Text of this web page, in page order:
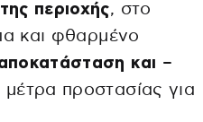
περιοχής, στο
και φθαρμένο
και –
προστασίας για